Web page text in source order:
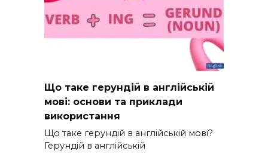
Що таке герундій в англійській
мові: основи та приклади
використання
Що таке герундій в англійській мові?
Герундій в англійській